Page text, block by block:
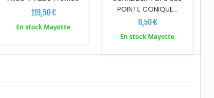
119,50 €
En stock Mayotte
POINTE CONIQUE...
0,50 €
En stock Mayotte